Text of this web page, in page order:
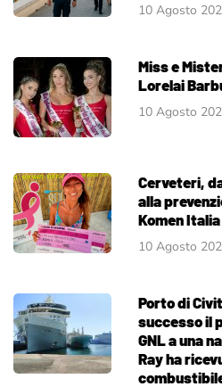
10 Agosto
Miss e
Lorelai
10 Agosto
Cerveteri,
alla
Komen Italia
10 Agosto
Porto di
successo il
GNL a una
Ray ha